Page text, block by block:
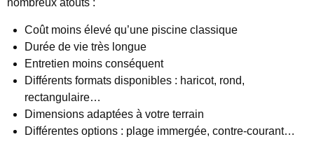
Coût moins élevé qu’une piscine classique
Durée de vie très longue
Entretien moins conséquent
Différents formats disponibles : haricot, rond,
rectangulaire…
Dimensions adaptées à votre terrain
Différentes options : plage immergée, contre-courant…